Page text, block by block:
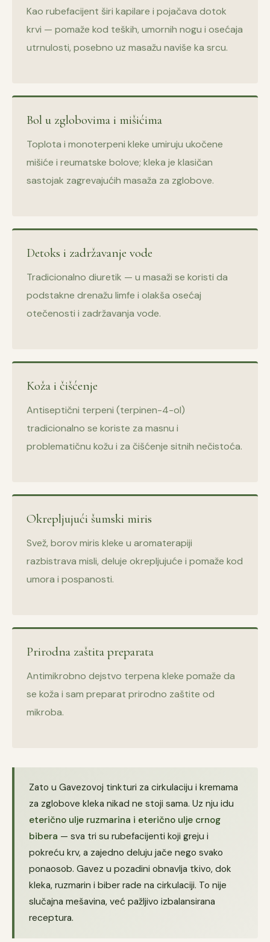
Kao rubefacijent širi kapilare i pojačava dotok
krvi — pomaže kod teških, umornih nogu i osećaja
utrnulosti, posebno uz masažu naviše ka srcu.
Bol u zglobovima i mišićima
Toplota i monoterpeni kleke umiruju ukočene
mišiće i reumatske bolove; kleka je klasičan
sastojak zagrevajućih masaža za zglobove.
Detoks i zadržavanje vode
Tradicionalno diuretik — u masaži se koristi da
podstakne drenažu limfe i olakša osećaj
otečenosti i zadržavanja vode.
Koža i čišćenje
Antiseptični terpeni (terpinen-4-ol)
tradicionalno se koriste za masnu i
problematičnu kožu i za čišćenje sitnih nečistoća.
Okrepljujući šumski miris
Svež, borov miris kleke u aromaterapiji
razbistrava misli, deluje okrepljujuće i pomaže kod
umora i pospanosti.
Prirodna zaštita preparata
Antimikrobno dejstvo terpena kleke pomaže da
se koža i sam preparat prirodno zaštite od
mikroba.
Zato u Gavezovoj tinkturi za cirkulaciju i kremama
za zglobove kleka nikad ne stoji sama. Uz nju idu
eterično ulje ruzmarina i eterično ulje crnog
bibera — sva tri su rubefacijenti koji greju i
pokreću krv, a zajedno deluju jače nego svako
ponaosob. Gavez u pozadini obnavlja tkivo, dok
kleka, ruzmarin i biber rade na cirkulaciji. To nije
slučajna mešavina, već pažljivo izbalansirana
receptura.